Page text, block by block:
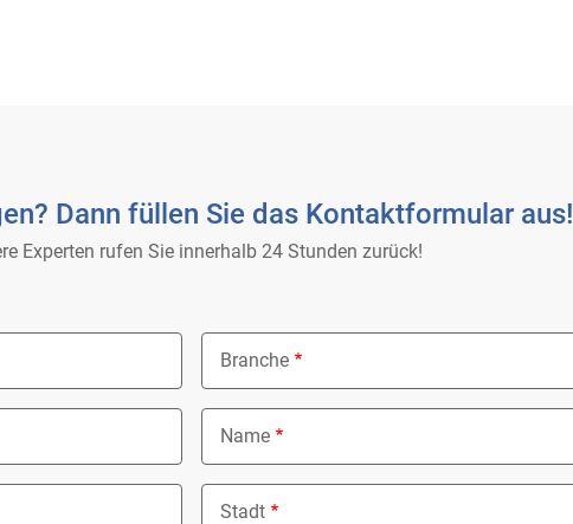
Dann füllen Sie das Kontaktformular aus!
Experten rufen Sie innerhalb 24 Stunden zurück!
Branche
Nothing selected
Name
Stadt